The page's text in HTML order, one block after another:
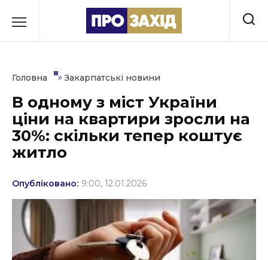
до
Культура
Освіта
Політика
Соціум
Спорт
Головна » Закарпатські новини
В одному з міст України
ціни на квартири зросли на
30%: скільки тепер коштує
житло
Опубліковано: 9:00, 12.01.2026